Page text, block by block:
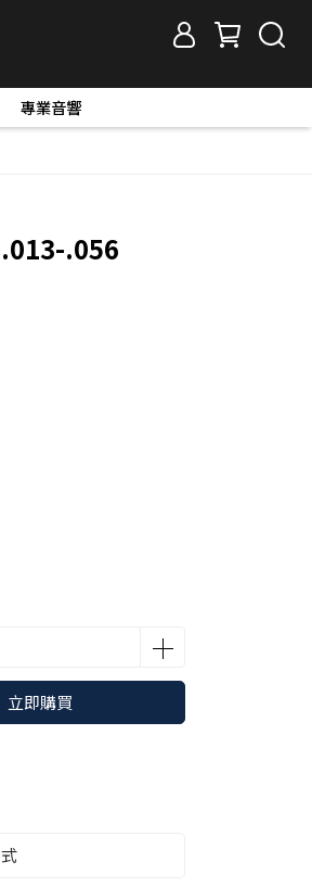
專業音響
.056
立即購買